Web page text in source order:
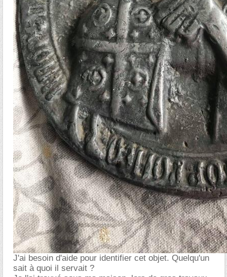
J'ai besoin d'aide pour identifier cet objet. Quelqu'un
sait à quoi il servait ?